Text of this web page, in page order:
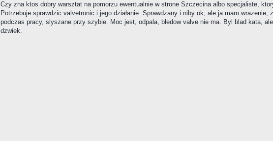
Czy zna ktos dobry warsztat na pomorzu ewentualnie w strone Szczecina albo specjaliste,
Potrzebuje sprawdzic valvetronic i jego działanie. Sprawdzany i niby ok, ale ja mam
podczas pracy, slyszane przy szybie. Moc jest, odpala, bledow valve nie ma. Byl blad kata,
dzwiek.